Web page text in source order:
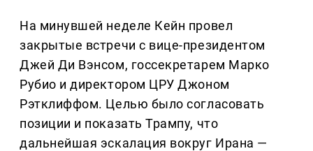
На минувшей неделе Кейн провел
закрытые встречи с вице-президентом
Джей Ди Вэнсом, госсекретарем Марко
Рубио и директором ЦРУ Джоном
Рэтклиффом. Целью было согласовать
позиции и показать Трампу, что
дальнейшая эскалация вокруг Ирана —